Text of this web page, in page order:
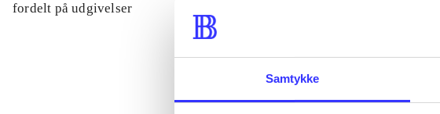
Samtykke
fordelt på udgivelser
...
...